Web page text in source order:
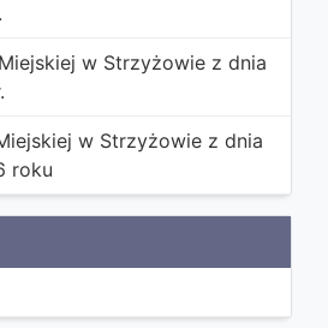
w Strzyżowie z dnia
w Strzyżowie z dnia
roku